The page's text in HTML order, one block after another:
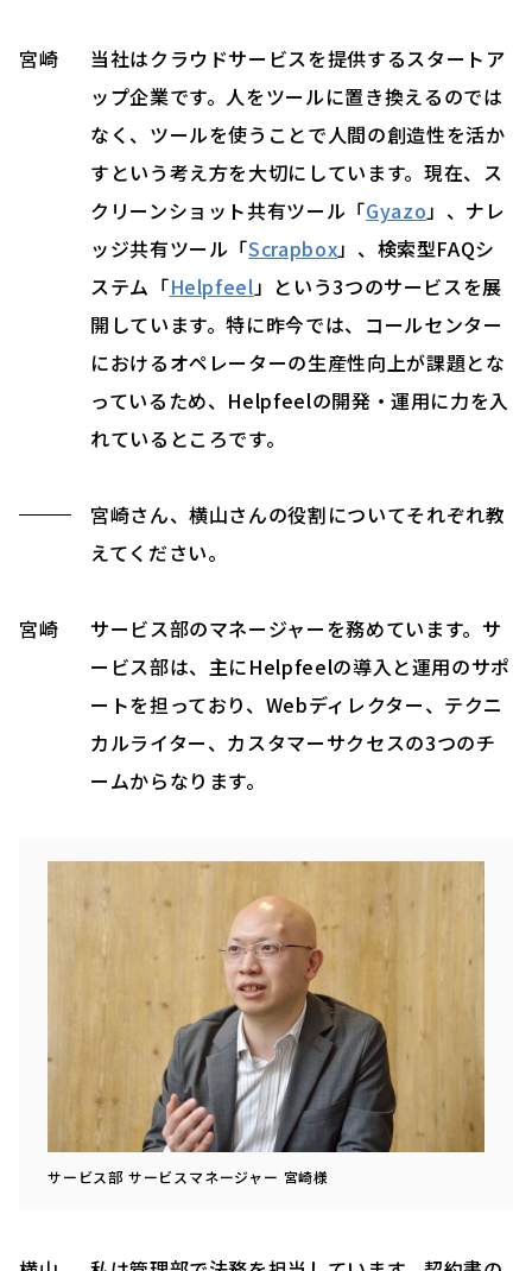
宮崎
当社はクラウドサービスを提供するスタートア
ップ企業です。人をツールに置き換えるのでは
なく、ツールを使うことで人間の創造性を活か
すという考え方を大切にしています。現在、ス
クリーンショット共有ツール「Gyazo」、ナレ
ッジ共有ツール「Scrapbox」、検索型FAQシ
ステム「Helpfeel」という3つのサービスを展
開しています。特に昨今では、コールセンター
におけるオペレーターの生産性向上が課題とな
っているため、Helpfeelの開発・運用に力を入
れているところです。
宮崎さん、横山さんの役割についてそれぞれ教
えてください。
宮崎
サービス部のマネージャーを務めています。サ
ービス部は、主にHelpfeelの導入と運用のサポ
ートを担っており、Webディレクター、テクニ
カルライター、カスタマーサクセスの3つのチ
ームからなります。
サービス部 サービスマネージャー 宮崎様